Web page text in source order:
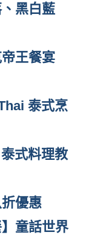
黑白藍
王餐宴
泰式烹
式料理教
優惠
童話世界